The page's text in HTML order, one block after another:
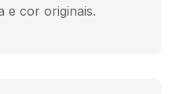
e cor originais.